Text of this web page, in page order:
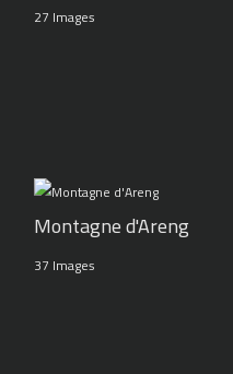
27 Images
Montagne d'Areng
37 Images